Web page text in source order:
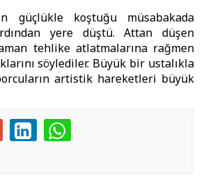
güçlükle koştuğu müsabakada
yere düştü. Attan düşen
tehlike atlatmalarına rağmen
söylediler. Büyük bir ustalıkla
artistik hareketleri büyük